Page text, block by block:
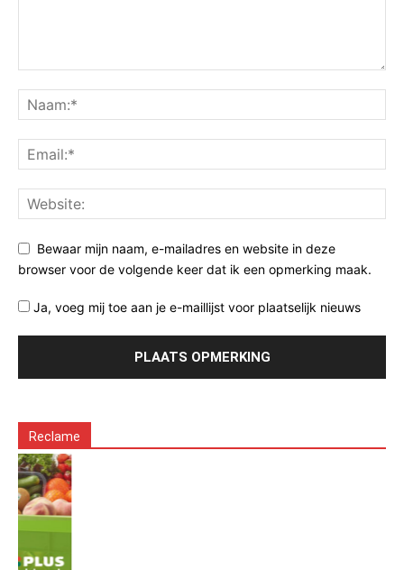
Bewaar mijn naam, e-mailadres en website in deze
browser voor de volgende keer dat ik een opmerking maak.
Ja, voeg mij toe aan je e-maillijst voor plaatselijk nieuws
Reclame